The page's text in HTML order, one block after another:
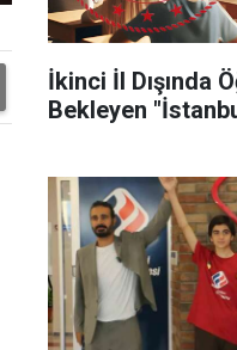
İkinci İl Dışında
Bekleyen